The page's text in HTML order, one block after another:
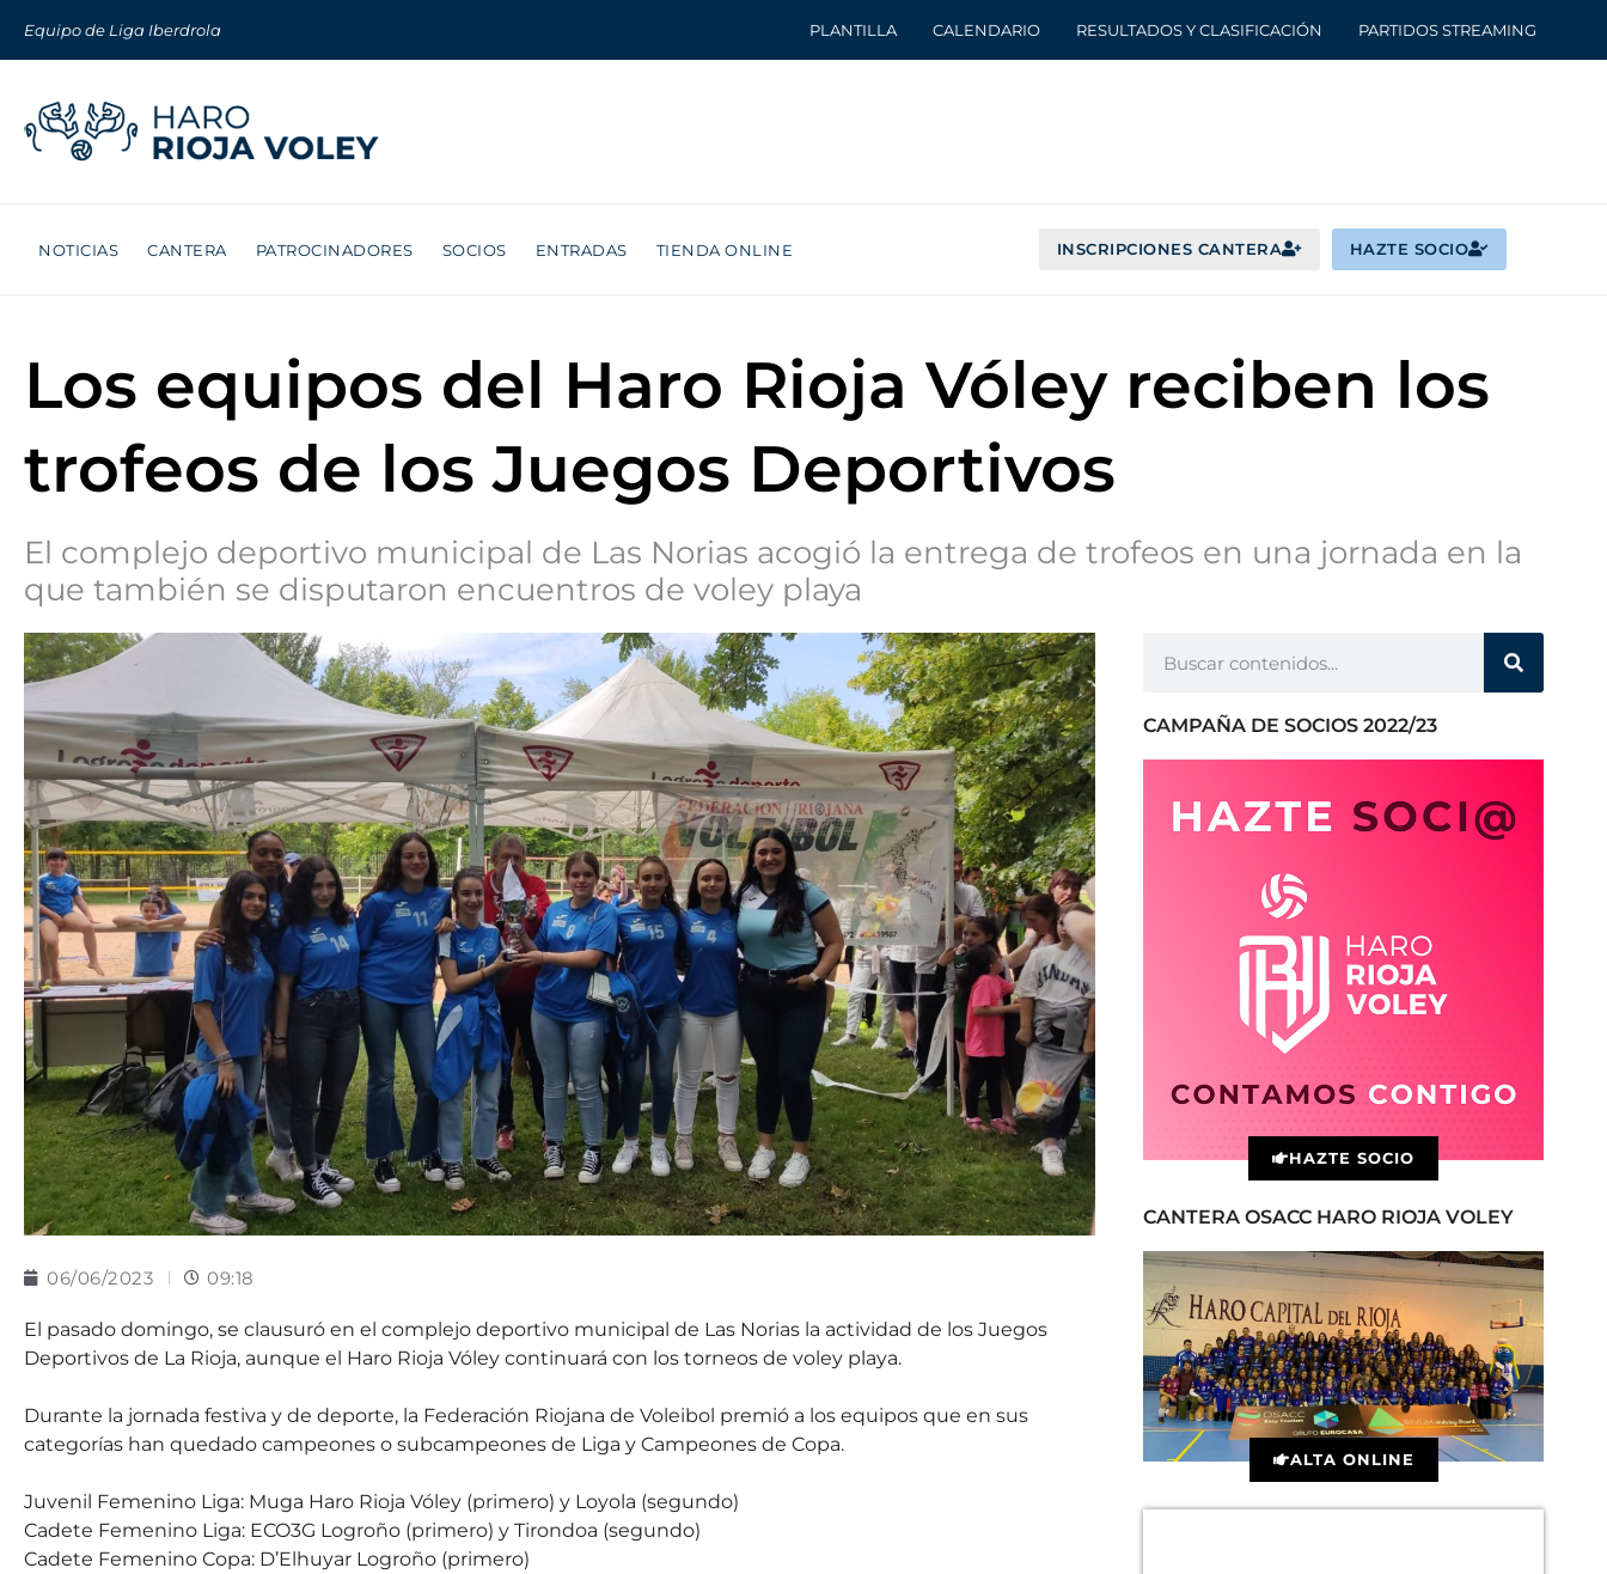
Equipo de Liga Iberdrola PLANTILLA CALENDARIO RESULTADOS Y CLASIFICACIÓN PARTIDOS STREAMING
NOTICIAS CANTERA PATROCINADORES SOCIOS ENTRADAS TIENDA ONLINE INSCRIPCIONES CANTERA HAZTE SOCIO
Los equipos del Haro Rioja Vóley reciben los
trofeos de los Juegos Deportivos
El complejo deportivo municipal de Las Norias acogió la entrega de trofeos en una jornada en la
que también se disputaron encuentros de voley playa
06/06/2023 09:18
El pasado domingo, se clausuró en el complejo deportivo municipal de Las Norias la actividad de los Juegos
Deportivos de La Rioja, aunque el Haro Rioja Vóley continuará con los torneos de voley playa.
Durante la jornada festiva y de deporte, la Federación Riojana de Voleibol premió a los equipos que en sus
categorías han quedado campeones o subcampeones de Liga y Campeones de Copa.
Juvenil Femenino Liga: Muga Haro Rioja Vóley (primero) y Loyola (segundo)
Cadete Femenino Liga: ECO3G Logroño (primero) y Tirondoa (segundo)
Cadete Femenino Copa: D’Elhuyar Logroño (primero)
CAMPAÑA DE SOCIOS 2022/23
HAZTE SOCIO
CANTERA OSACC HARO RIOJA VOLEY
ALTA ONLINE